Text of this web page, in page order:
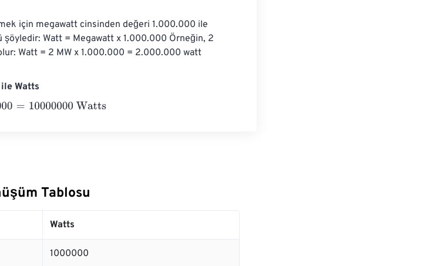
için megawatt cinsinden değeri 1.000.000 ile
şöyledir: Watt = Megawatt x 1.000.000 Örneğin, 2
Watt = 2 MW x 1.000.000 = 2.000.000 watt
Watts
Watts
Tablosu
Watts
1000000